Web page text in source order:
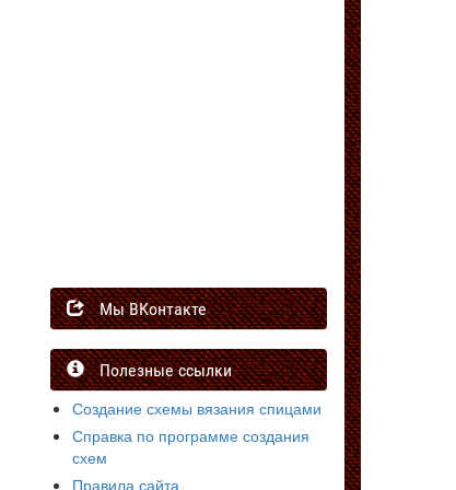
Мы ВКонтакте
Полезные ссылки
Создание схемы вязания спицами
Справка по программе создания
схем
Правила сайта